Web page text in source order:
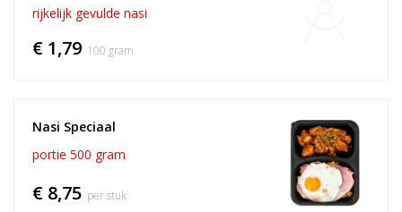
rijkelijk gevulde nasi
€ 1,79 100 gram
Nasi Speciaal
portie 500 gram
€ 8,75 per stuk